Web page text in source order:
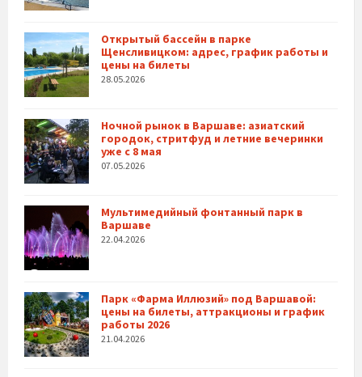
Открытый бассейн в парке
Щенсливицком: адрес, график работы и
цены на билеты
28.05.2026
Ночной рынок в Варшаве: азиатский
городок, стритфуд и летние вечеринки
уже с 8 мая
07.05.2026
Мультимедийный фонтанный парк в
Варшаве
22.04.2026
Парк «Фарма Иллюзий» под Варшавой:
цены на билеты, аттракционы и график
работы 2026
21.04.2026